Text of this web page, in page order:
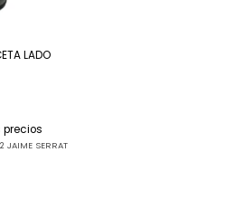
LADO
precios
JAIME SERRAT